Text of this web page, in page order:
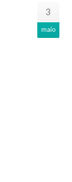
3
maio